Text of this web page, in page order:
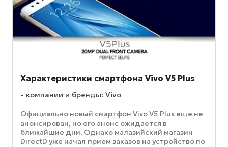
Характеристики смартфона Vivo V5 Plus
компании и бренды: Vivo
Официально новый смартфон Vivo V5 Plus еще не
анонсирован, но его анонс ожидается в
ближайшие дни. Однако малазийский магазин
DirectD уже начал прием заказов на устройство по